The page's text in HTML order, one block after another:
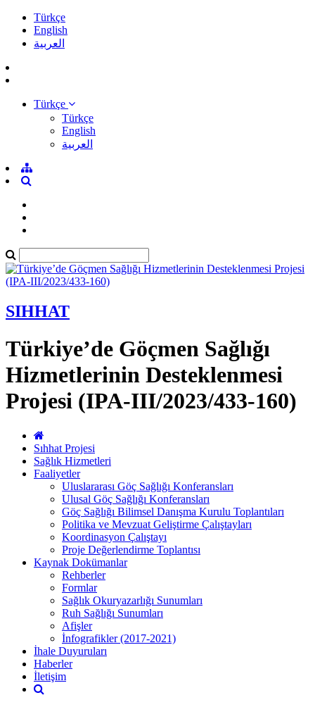
Türkçe
English
العربية
Türkçe
Türkçe
English
العربية
SIHHAT
Türkiye’de Göçmen Sağlığı
Hizmetlerinin Desteklenmesi
Projesi (IPA-III/2023/433-160)
Sıhhat Projesi
Sağlık Hizmetleri
Faaliyetler
Uluslararası Göç Sağlığı Konferansları
Ulusal Göç Sağlığı Konferansları
Göç Sağlığı Bilimsel Danışma Kurulu Toplantıları
Politika ve Mevzuat Geliştirme Çalıştayları
Koordinasyon Çalıştayı
Proje Değerlendirme Toplantısı
Kaynak Dokümanlar
Rehberler
Formlar
Sağlık Okuryazarlığı Sunumları
Ruh Sağlığı Sunumları
Afişler
İnfografikler (2017-2021)
İhale Duyuruları
Haberler
İletişim